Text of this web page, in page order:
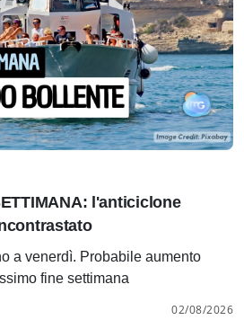
l'anticiclone
a venerdì. Probabile aumento
fine settimana
02/08/2026